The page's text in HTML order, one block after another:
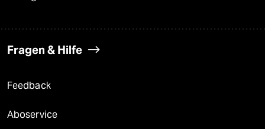
Fragen & Hilfe
Feedback
Aboservice